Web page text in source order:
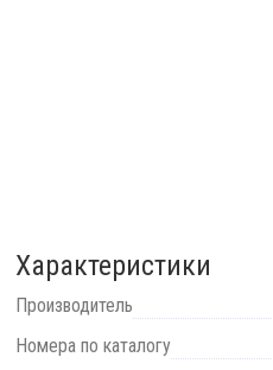
Характеристики
Производитель
Номера по каталогу